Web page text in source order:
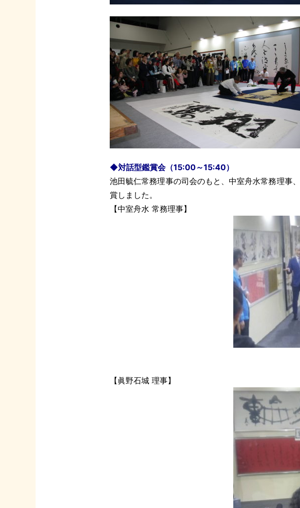
◆対話型鑑賞会（15:00～15:40）
池田毓仁常務理事の司会のもと、中室舟水常務理事
賞しました。
【中室舟水 常務理事】
【眞野石城 理事】